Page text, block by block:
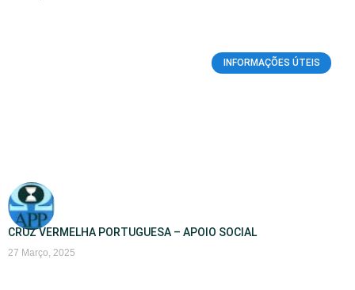
INFORMAÇÕES ÚTEIS
CRUZ VERMELHA PORTUGUESA – APOIO SOCIAL
27 Março, 2025